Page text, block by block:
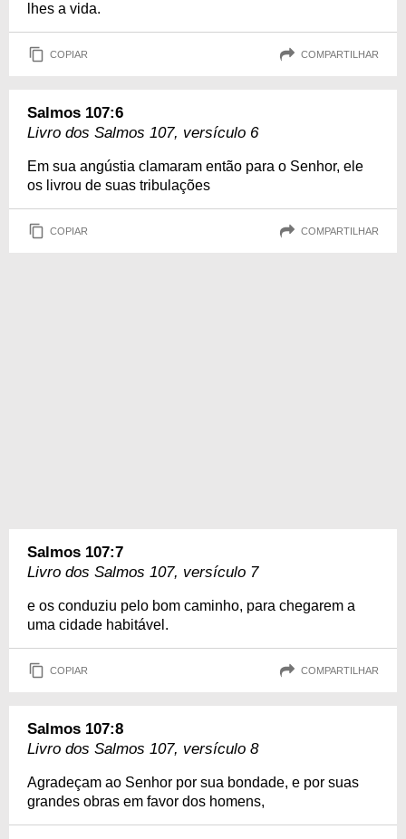
lhes a vida.
COPIAR COMPARTILHAR
Salmos 107:6
Livro dos Salmos 107, versículo 6
Em sua angústia clamaram então para o Senhor, ele
os livrou de suas tribulações
COPIAR COMPARTILHAR
Salmos 107:7
Livro dos Salmos 107, versículo 7
e os conduziu pelo bom caminho, para chegarem a
uma cidade habitável.
COPIAR COMPARTILHAR
Salmos 107:8
Livro dos Salmos 107, versículo 8
Agradeçam ao Senhor por sua bondade, e por suas
grandes obras em favor dos homens,